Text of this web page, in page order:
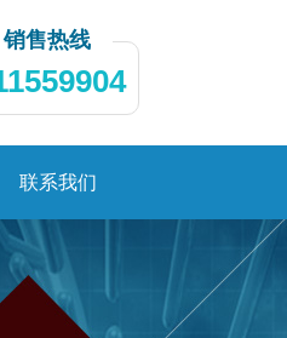
销售热线
联系我们